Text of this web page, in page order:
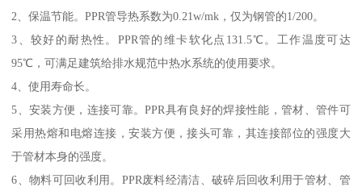
2、保温节能。PPR管导热系数为0.21w/mk，仅为钢管的1/200。
3、较好的耐热性。PPR管的维卡软化点131.5℃。工作温度可达
95℃，可满足建筑给排水规范中热水系统的使用要求。
4、使用寿命长。
5、安装方便，连接可靠。PPR具有良好的焊接性能，管材、管件可
采用热熔和电熔连接，安装方便，接头可靠，其连接部位的强度大
于管材本身的强度。
6、物料可回收利用。PPR废料经清洁、破碎后回收利用于管材、管